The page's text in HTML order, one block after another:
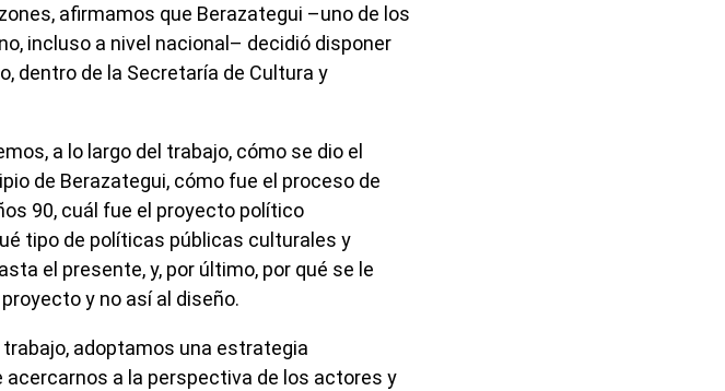
afirmamos que Berazategui –uno de los
incluso a nivel nacional– decidió disponer
dentro de la Secretaría de Cultura y
a lo largo del trabajo, cómo se dio el
de Berazategui, cómo fue el proceso de
90, cuál fue el proyecto político
tipo de políticas públicas culturales y
el presente, y, por último, por qué se le
y no así al diseño.
adoptamos una estrategia
a la perspectiva de los actores y